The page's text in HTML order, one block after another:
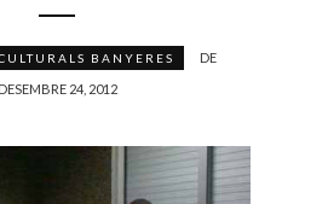
BANYERES
DE
DESEMBRE 24, 2012